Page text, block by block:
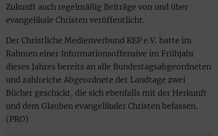
Zukunft auch regelmäßig Beiträge von und über
evangelikale Christen veröffentlicht.
Der Christliche Medienverbund KEP e.V. hatte im
Rahmen einer Informationsoffensive im Frühjahr
dieses Jahres bereits an alle Bundestagsabgeordneten
und zahlreiche Abgeordnete der Landtage zwei
Bücher geschickt, die sich ebenfalls mit der Herkunft
und dem Glauben evangelikaler Christen befassen.
(PRO)